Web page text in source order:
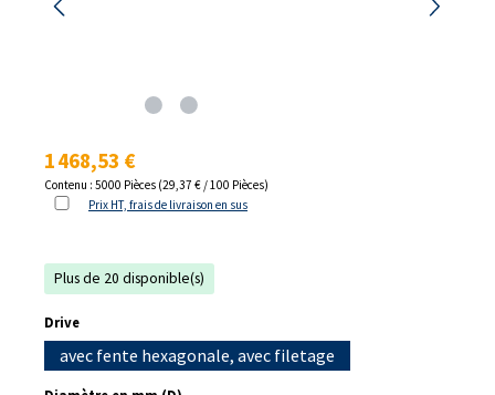
Prix régulier :
1 468,53 €
Contenu : 5000 Pièces (29,37 € / 100 Pièces)
Prix HT, frais de livraison en sus
Plus de 20 disponible(s)
Sélectionnez
Drive
avec fente hexagonale, avec filetage